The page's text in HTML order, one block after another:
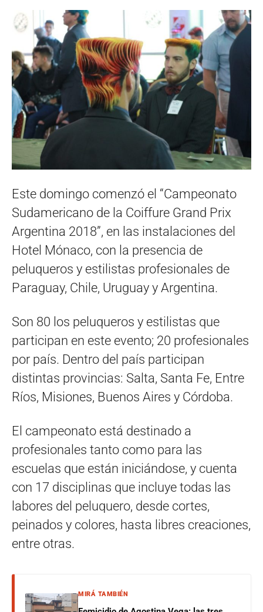
Este domingo comenzó el “Campeonato
Sudamericano de la Coiffure Grand Prix
Argentina 2018”, en las instalaciones del
Hotel Mónaco, con la presencia de
peluqueros y estilistas profesionales de
Paraguay, Chile, Uruguay y Argentina.
Son 80 los peluqueros y estilistas que
participan en este evento; 20 profesionales
por país. Dentro del país participan
distintas provincias: Salta, Santa Fe, Entre
Ríos, Misiones, Buenos Aires y Córdoba.
El campeonato está destinado a
profesionales tanto como para las
escuelas que están iniciándose, y cuenta
con 17 disciplinas que incluye todas las
labores del peluquero, desde cortes,
peinados y colores, hasta libres creaciones,
entre otras.
MIRÁ TAMBIÉN